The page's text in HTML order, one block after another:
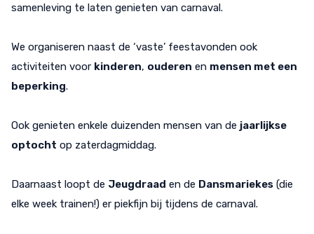
samenleving te laten genieten van carnaval.
We organiseren naast de ‘vaste’ feestavonden ook
activiteiten voor kinderen, ouderen en mensen met een
beperking.
Ook genieten enkele duizenden mensen van de jaarlijkse
optocht op zaterdagmiddag.
Daarnaast loopt de Jeugdraad en de Dansmariekes(die
elke week trainen!) er piekfijn bij tijdens de carnaval.